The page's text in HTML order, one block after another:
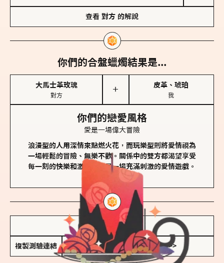
查看 對方 的解說
你們的合盤蠟燭結果是...
大馬士革玫瑰
對方
＋
皮革、琥珀
我
你們的戀愛風格
愛是一場偉大冒險
浪漫型的人用深情來點燃火花，而玩樂型則將愛情視為
一場輕鬆的冒險、無樂不歡。關係中的雙方都渴望享受
每一刻的快樂和激動，像是一場充滿刺激的愛情遊戲。
儲存我的結果圖
複製測驗連結 查看香氛類型全解析 >>>